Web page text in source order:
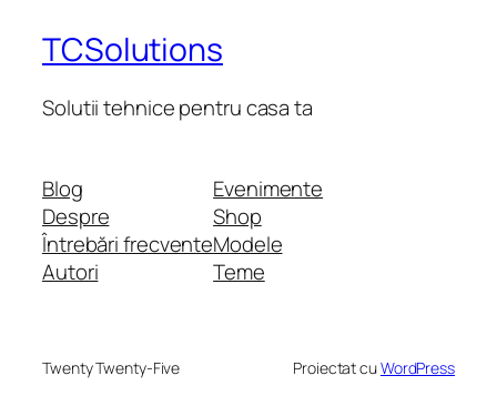
TCSolutions
Solutii tehnice pentru casa ta
Blog
Despre
Întrebări frecvente
Autori
Evenimente
Shop
Modele
Teme
Twenty Twenty-Five Proiectat cuWordPress